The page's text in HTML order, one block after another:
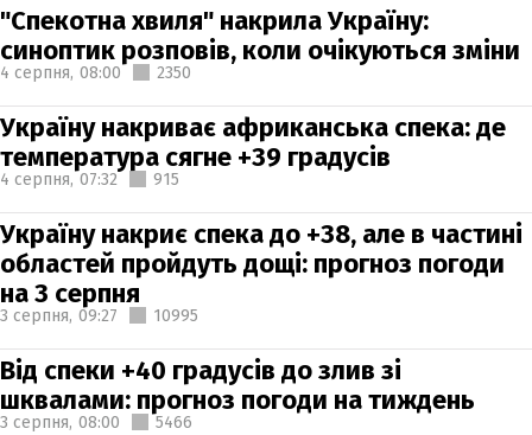
"Спекотна хвиля" накрила Україну:
синоптик розповів, коли очікуються зміни
4 серпня, 08:00 2350
Україну накриває африканська спека: де
температура сягне +39 градусів
4 серпня, 07:32 915
Україну накриє спека до +38, але в частині
областей пройдуть дощі: прогноз погоди
на 3 серпня
3 серпня, 09:27 10995
Від спеки +40 градусів до злив зі
шквалами: прогноз погоди на тиждень
3 серпня, 08:00 5466